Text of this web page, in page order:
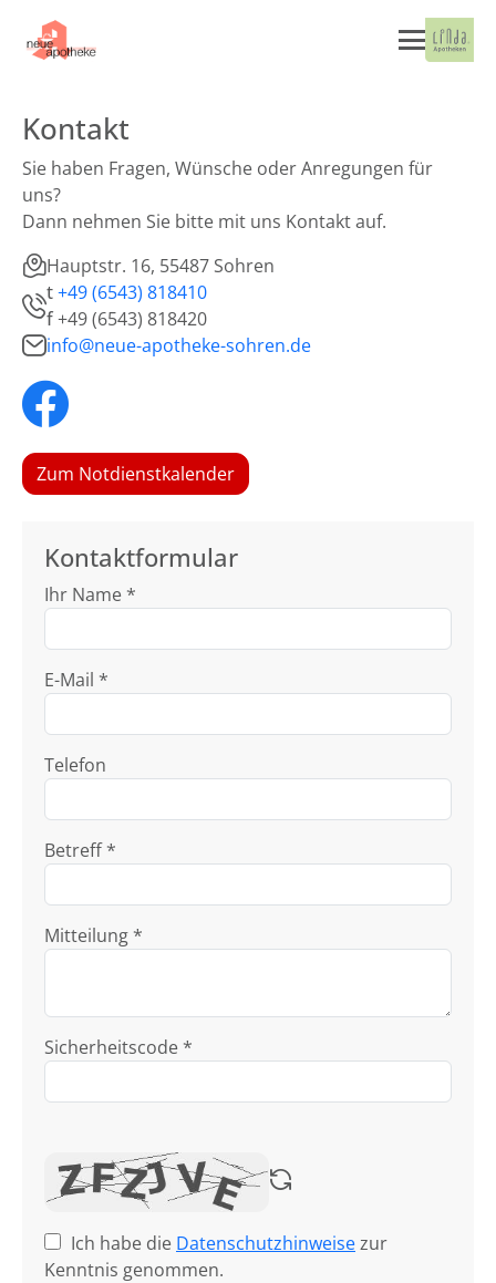
Kontakt
Sie haben Fragen, Wünsche oder Anregungen für
uns?
Dann nehmen Sie bitte mit uns Kontakt auf.
Hauptstr. 16, 55487 Sohren
t+49 (6543) 818410
f+49 (6543) 818420
info@neue-apotheke-sohren.de
Zum Notdienstkalender
Kontaktformular
Ihr Name *
E-Mail *
Telefon
Betreff *
Mitteilung *
Sicherheitscode *
Ich habe die Datenschutzhinweisezur
Kenntnis genommen.